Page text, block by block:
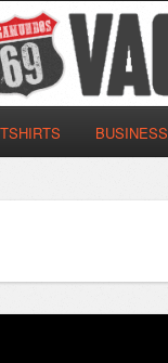
TSHIRTS BUSINESS